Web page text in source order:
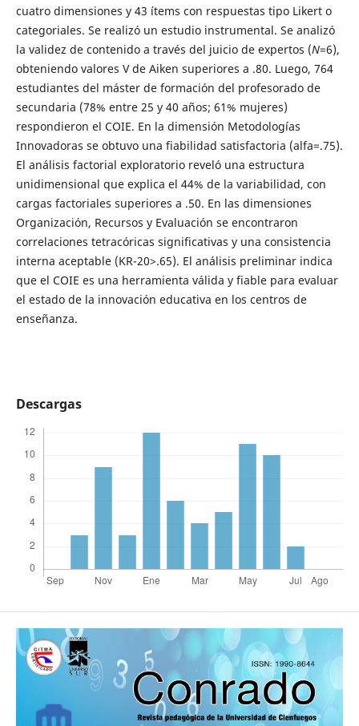
cuatro dimensiones y 43 ítems con respuestas tipo Likert o
categoriales. Se realizó un estudio instrumental. Se analizó
la validez de contenido a través del juicio de expertos (N=6),
obteniendo valores V de Aiken superiores a .80. Luego, 764
estudiantes del máster de formación del profesorado de
secundaria (78% entre 25 y 40 años; 61% mujeres)
respondieron el COIE. En la dimensión Metodologías
Innovadoras se obtuvo una fiabilidad satisfactoria (alfa=.75).
El análisis factorial exploratorio reveló una estructura
unidimensional que explica el 44% de la variabilidad, con
cargas factoriales superiores a .50. En las dimensiones
Organización, Recursos y Evaluación se encontraron
correlaciones tetracóricas significativas y una consistencia
interna aceptable (KR-20>.65). El análisis preliminar indica
que el COIE es una herramienta válida y fiable para evaluar
el estado de la innovación educativa en los centros de
enseñanza.
Descargas